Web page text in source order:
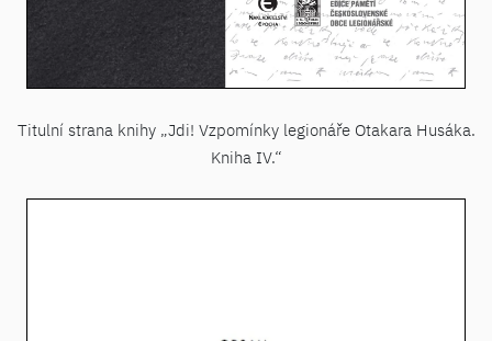
Titulní strana knihy „Jdi! Vzpomínky legionáře Otakara Husáka.
Kniha IV.“